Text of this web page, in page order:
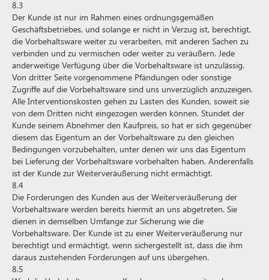
8.3
Der Kunde ist nur im Rahmen eines ordnungsgemäßen
Geschäftsbetriebes, und solange er nicht in Verzug ist, berechtigt,
die Vorbehaltsware weiter zu verarbeiten, mit anderen Sachen zu
verbinden und zu vermischen oder weiter zu veräußern. Jede
anderweitige Verfügung über die Vorbehaltsware ist unzulässig.
Von dritter Seite vorgenommene Pfändungen oder sonstige
Zugriffe auf die Vorbehaltsware sind uns unverzüglich anzuzeigen.
Alle Interventionskosten gehen zu Lasten des Kunden, soweit sie
von dem Dritten nicht eingezogen werden können. Stundet der
Kunde seinem Abnehmer den Kaufpreis, so hat er sich gegenüber
diesem das Eigentum an der Vorbehaltsware zu den gleichen
Bedingungen vorzubehalten, unter denen wir uns das Eigentum
bei Lieferung der Vorbehaltsware vorbehalten haben. Anderenfalls
ist der Kunde zur Weiterveräußerung nicht ermächtigt.
8.4
Die Forderungen des Kunden aus der Weiterveräußerung der
Vorbehaltsware werden bereits hiermit an uns abgetreten. Sie
dienen in demselben Umfange zur Sicherung wie die
Vorbehaltsware. Der Kunde ist zu einer Weiterveräußerung nur
berechtigt und ermächtigt, wenn sichergestellt ist, dass die ihm
daraus zustehenden Forderungen auf uns übergehen.
8.5